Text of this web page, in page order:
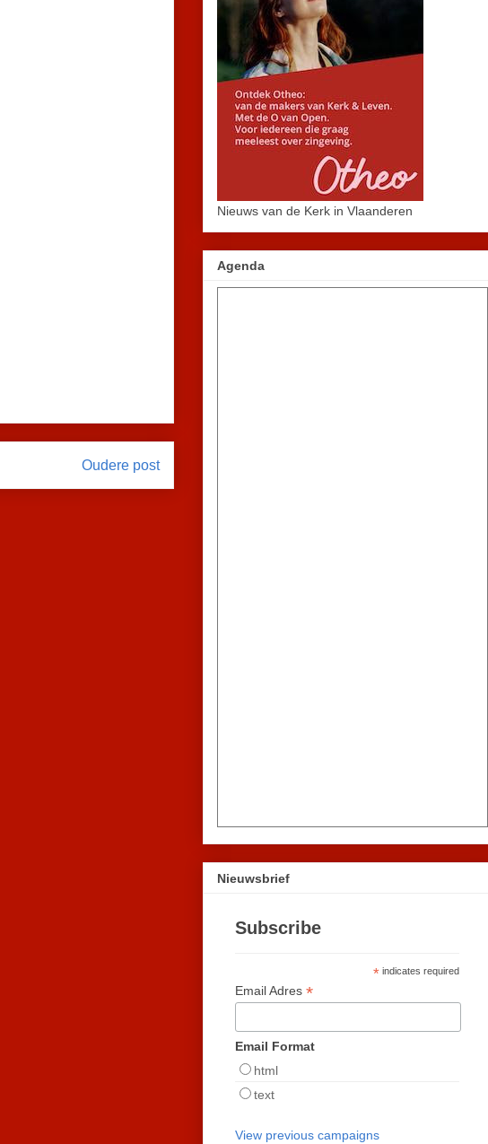
Oudere post
Nieuws van de Kerk in Vlaanderen
Agenda
Nieuwsbrief
Subscribe
*indicates required
Email Adres *
Email Format
html
text
View previous campaigns